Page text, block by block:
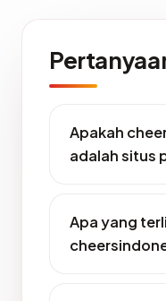
Apakah
adalah situs
Apa yang